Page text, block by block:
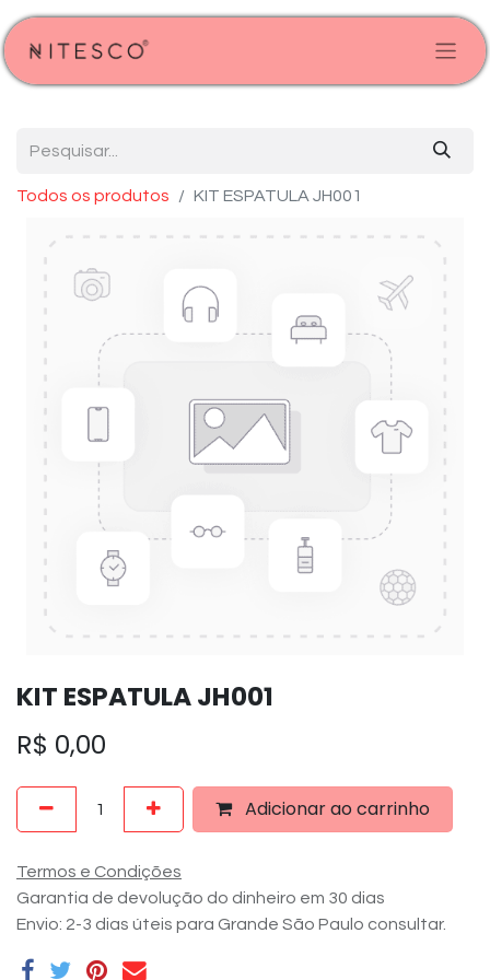
Todos os produtos KIT ESPATULA JH001
KIT ESPATULA JH001
R$ 0,00
Adicionar ao carrinho
Termos e Condições
Garantia de devolução do dinheiro em 30 dias
Envio: 2-3 dias úteis para Grande São Paulo consultar.